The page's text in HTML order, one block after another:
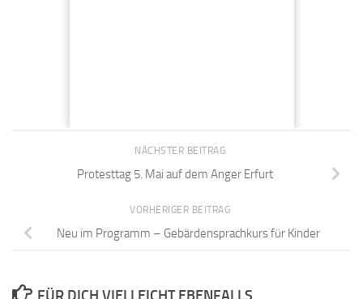
NÄCHSTER BEITRAG
Protesttag 5. Mai auf dem Anger Erfurt
VORHERIGER BEITRAG
Neu im Programm – Gebärdensprachkurs für Kinder